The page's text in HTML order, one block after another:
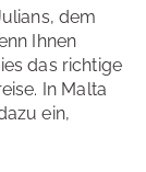
dem
Ihnen
das richtige
In Malta
ein,